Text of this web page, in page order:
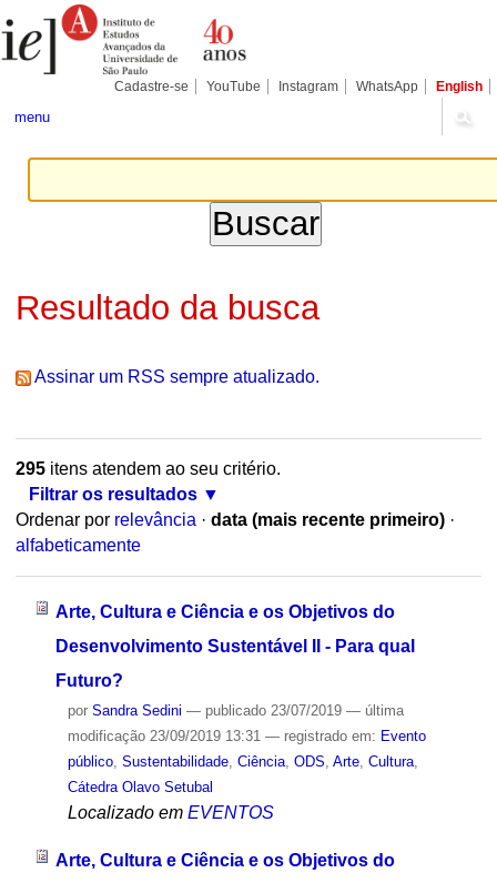
para
conteúdo.
Pessoais
Cadastre-se YouTube Instagram WhatsApp English
menu
Resultado da busca
Assinar um RSS sempre atualizado.
295itens atendem ao seu critério.
Filtrar os resultados
Ordenar por relevância · data (mais recente primeiro) ·
alfabeticamente
Arte, Cultura e Ciência e os Objetivos do
Desenvolvimento Sustentável II - Para qual
Futuro?
por Sandra Sedini — publicado23/07/2019 — última
modificação23/09/2019 13:31 — registrado em: Evento
público, Sustentabilidade, Ciência, ODS Arte, Cultura,
Cátedra Olavo Setubal
Localizado em EVENTOS
Arte, Cultura e Ciência e os Objetivos do